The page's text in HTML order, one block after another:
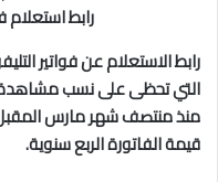
رابط
رابط الاستعلام عن فواتير
التي تحظى على نسب مشاهدة
منذ منتصف شهر مارس
قيمة الفاتورة الربع سنوية.